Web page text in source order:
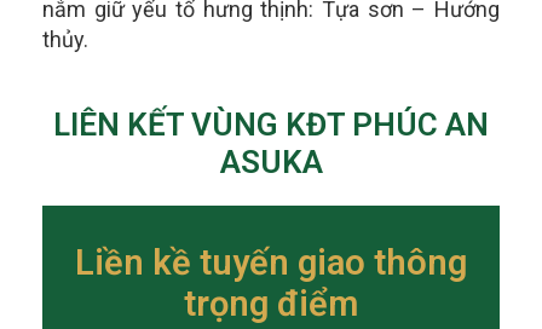
nắm giữ yếu tố hưng thịnh: Tựa sơn – Hướng
thủy.
LIÊN KẾT VÙNG KĐT PHÚC AN
ASUKA
Liền kề tuyến giao thông
trọng điểm